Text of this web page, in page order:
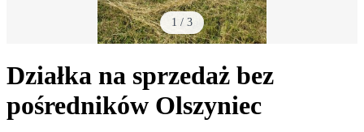
1 / 3
Działka na sprzedaż bez
pośredników Olszyniec